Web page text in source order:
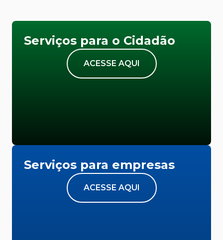
Serviços para o Cidadão
ACESSE AQUI
Serviços para empresas
ACESSE AQUI